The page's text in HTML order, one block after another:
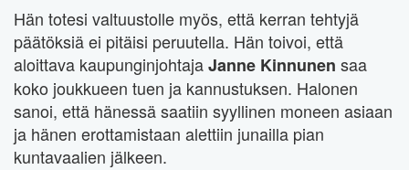
Hän totesi valtuustolle myös, että kerran tehtyjä
päätöksiä ei pitäisi peruutella. Hän toivoi, että
aloittava kaupunginjohtajaJanne Kinnunen saa
koko joukkueen tuen ja kannustuksen. Halonen
sanoi, että hänessä saatiin syyllinen moneen asiaan
ja hänen erottamistaan alettiin junailla pian
kuntavaalien jälkeen.